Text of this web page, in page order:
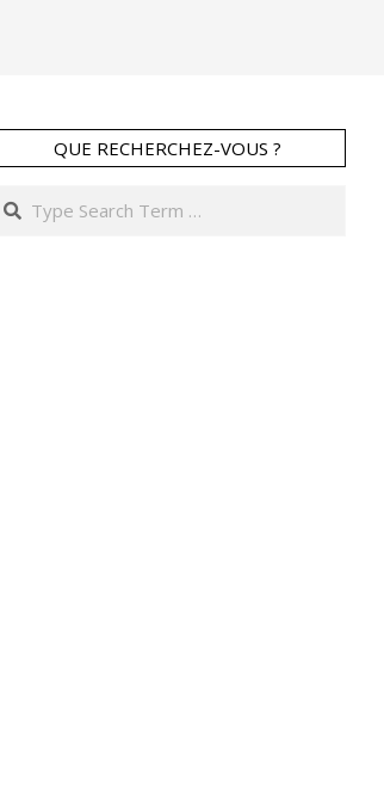
QUE RECHERCHEZ-VOUS ?
Search